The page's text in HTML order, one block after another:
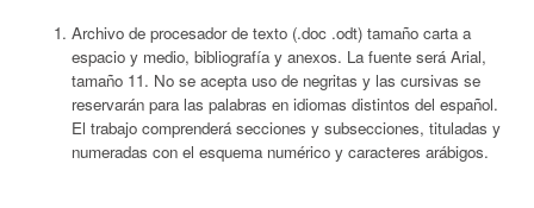
Archivo de procesador de texto (.doc .odt) tamaño carta a
espacio y medio, bibliografía y anexos. La fuente será Arial,
tamaño 11. No se acepta uso de negritas y las cursivas se
reservarán para las palabras en idiomas distintos del español.
El trabajo comprenderá secciones y subsecciones, tituladas y
numeradas con el esquema numérico y caracteres arábigos.